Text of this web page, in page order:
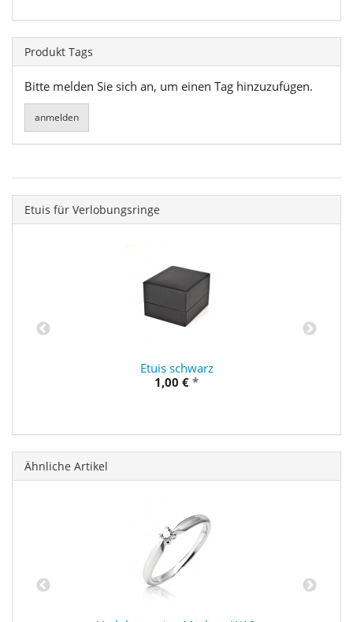
Produkt Tags
Bitte melden Sie sich an, um einen Tag hinzuzufügen.
Etuis für Verlobungsringe
Etuis schwarz
1,00 € *
Ähnliche Artikel